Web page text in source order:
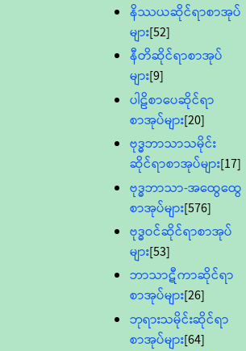
နိဿယဆိုင်ရာစာအုပ်
များ[52]
နီတိဆိုင်ရာစာအုပ်
များ[9]
ပါဠိစာပေဆိုင်ရာ
စာအုပ်များ[20]
ဗုဒ္ဓဘာသာသမိုင်း
ဆိုင်ရာစာအုပ်များ[17]
ဗုဒ္ဓဘာသာ-အထွေထွေ
စာအုပ်များ[576]
ဗုဒ္ဓဝင်ဆိုင်ရာစာအုပ်
များ[53]
ဘာသာဋီကာဆိုင်ရာ
စာအုပ်များ[26]
ဘုရားသမိုင်းဆိုင်ရာ
စာအုပ်များ[64]